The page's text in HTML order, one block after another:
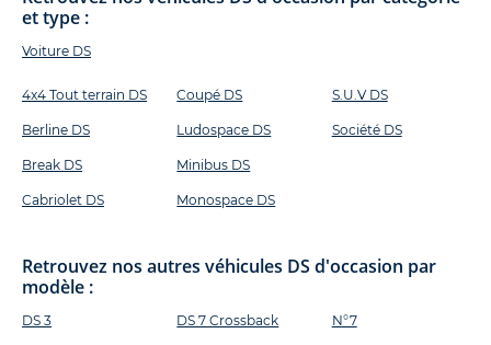
et type :
Voiture DS
4x4 Tout terrain DS
Berline DS
Break DS
Cabriolet DS
Coupé DS
Ludospace DS
Minibus DS
Monospace DS
S.U.V DS
Société DS
Retrouvez nos autres véhicules DS d'occasion par
modèle :
DS 3 DS 7 Crossback N°7